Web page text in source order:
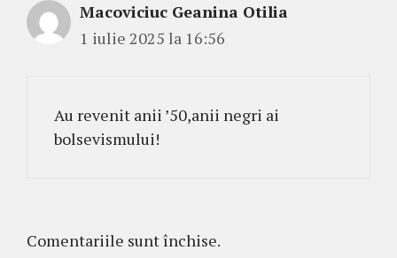
Macoviciuc Geanina Otilia
1 iulie 2025 la 16:56
Au revenit anii ’50,anii negri ai
bolsevismului!
Comentariile sunt închise.